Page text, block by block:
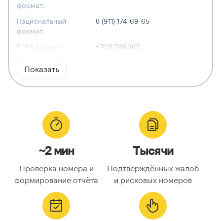
формат:
Национальный
формат:
8 (911) 174-69-65
E.164 формат:
+79111746965
RFC3966
формат:
Тип номера:
Оператор связи:
Национальный
Код страны:
ГЕОЛОКАЦИЯ
Показать
~2 мин
Проверка номера и
формирование отчёта
Тысячи
Подтверждённых жалоб
и рисковых номеров